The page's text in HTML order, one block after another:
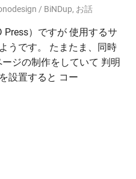
BiNDup, お話
Press）ですが 使用するサ
うです。 たまたま、同時
ジの制作をしていて 判明
設置すると コー